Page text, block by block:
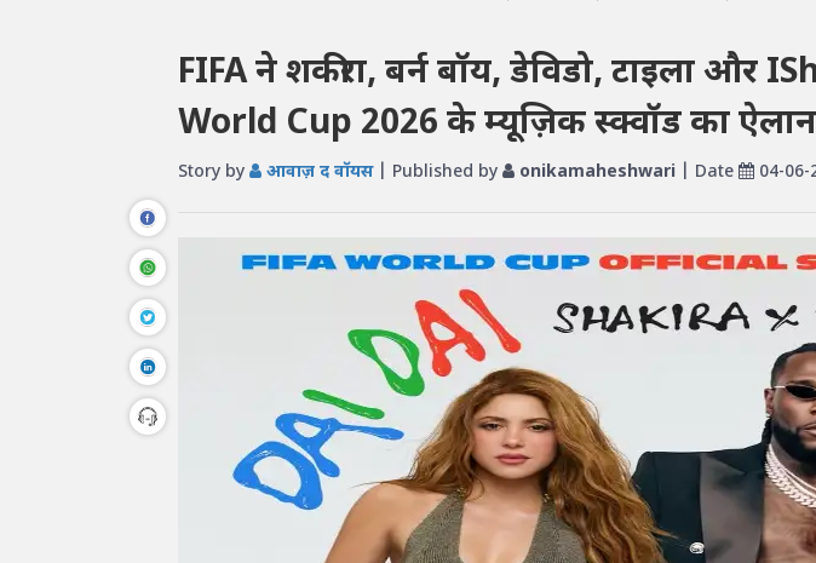
FIFA ने शकीरा, बर्न बॉय, डेविडो, टाइला और
World Cup 2026 के म्यूज़िक स्क्वॉड का
Story by आवाज़ द वॉयस | Published by onikamaheshwari | Date 04-06-